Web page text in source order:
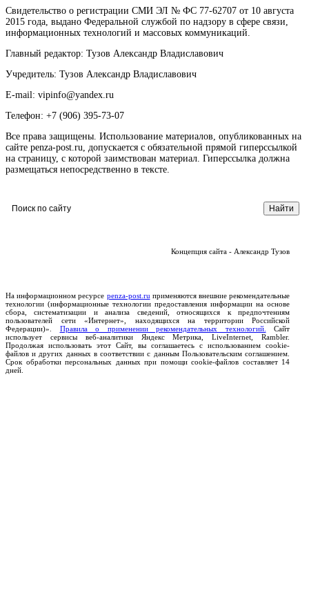
Свидетельство о регистрации СМИ ЭЛ № ФС 77-62707 от 10 августа
2015 года, выдано Федеральной службой по надзору в сфере связи,
информационных технологий и массовых коммуникаций.
Главный редактор: Тузов Александр Владиславович
Учредитель: Тузов Александр Владиславович
E-mail: vipinfo@yandex.ru
Телефон: +7 (906) 395-73-07
Все права защищены. Использование материалов, опубликованных на
сайте penza-post.ru, допускается с обязательной прямой гиперссылкой
на страницу, с которой заимствован материал. Гиперссылка должна
размещаться непосредственно в тексте.
Концепция сайта - Александр Тузов
На информационном ресурсе penza-post.ru применяются внешние рекомендательные
технологии (информационные технологии предоставления информации на основе
сбора, систематизации и анализа сведений, относящихся к предпочтениям
пользователей сети «Интернет», находящихся на территории Российской
Федерации)». Правила о применении рекомендательных технологий.
Сайт
использует сервисы веб-аналитики Яндекс Метрика, LiveInternet, Rambler.
Продолжая использовать этот Сайт, вы соглашаетесь с использованием cookie-
файлов и других данных в соответствии с данным Пользовательским соглашением.
Срок обработки персональных данных при помощи cookie-файлов составляет 14
дней.